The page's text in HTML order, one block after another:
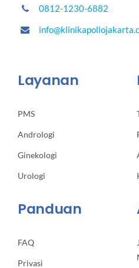
0812-1230-6882
Layanan
PMS
Andrologi
Ginekologi
Urologi
Panduan
FAQ
Privasi